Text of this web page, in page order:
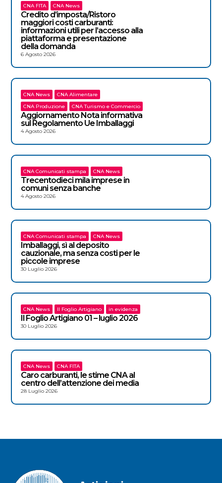
CNA FITA CNA News
Credito d’imposta/Ristoro
maggiori costi carburanti:
informazioni utili per l’accesso alla
piattaforma e presentazione
della domanda
6 Agosto 2026
CNA News
CNA Alimentare
CNA Produzione
CNA Turismo e Commercio
Aggiornamento Nota informativa
sul Regolamento Ue Imballaggi
4 Agosto 2026
CNA Comunicati stampa CNA News
Trecentodieci mila imprese in
comuni senza banche
4 Agosto 2026
CNA Comunicati stampa CNA News
Imballaggi, sì al deposito
cauzionale, ma senza costi per le
piccole imprese
30 Luglio 2026
CNA News Il Foglio Artigiano in evidenza
Il Foglio Artigiano 01 – luglio 2026
30 Luglio 2026
CNA News CNA FITA
Caro carburanti, le stime CNA al
centro dell’attenzione dei media
28 Luglio 2026